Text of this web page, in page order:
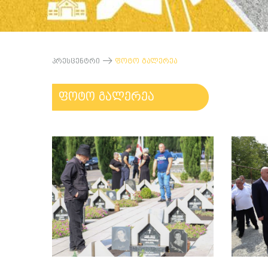
პრესცენტრი ფოტო გალერეა
ფოტო გალერეა